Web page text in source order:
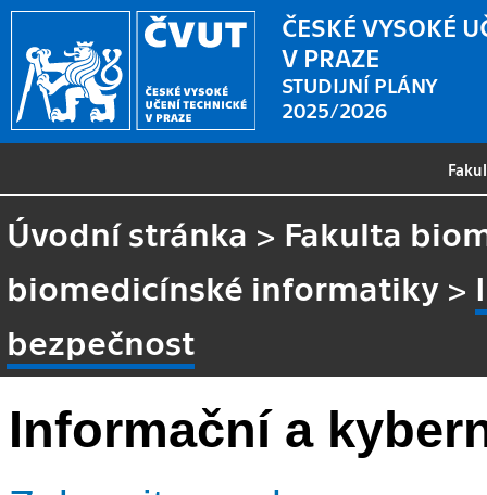
ČESKÉ VYSOKÉ
V PRAZE
STUDIJNÍ PLÁNY
2025/2026
Úvodní stránka > Fakulta
biomedicínské informatiky >
bezpečnost
Informační a